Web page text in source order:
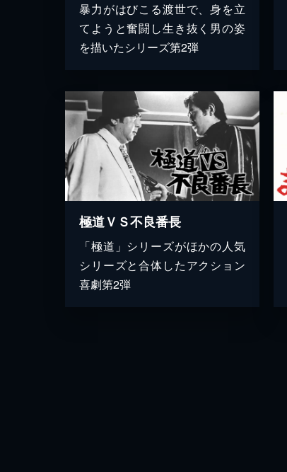
暴力がはびこる渡世で、身を立
てようと奮闘し生き抜く男の姿
を描いたシリーズ第2弾
極道ＶＳ不良番長
「極道」シリーズがほかの人気
シリーズと合体したアクション
喜劇第2弾